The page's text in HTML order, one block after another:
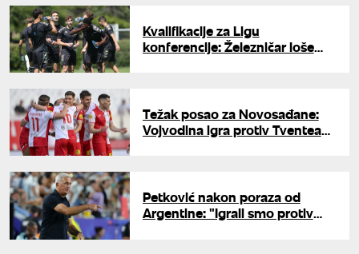
Kvalifikacije za Ligu
konferencije: Železničar loše
Težak posao za Novosađane:
Vojvodina igra protiv Tventea
Petković nakon poraza od
Argentine: "Igrali smo protiv